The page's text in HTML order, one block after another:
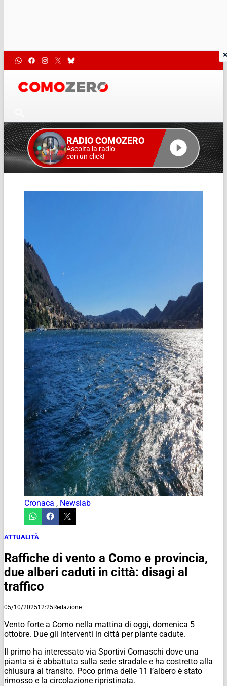
RADIO COMOZERO
Ascolta la radio
con un click!
Cronaca , Newslab
ATTUALITÀ
Raffiche di vento a Como e provincia,
due alberi caduti in città: disagi al
traffico
05/10/202512:25Redazione
Vento forte a Como nella mattina di oggi, domenica 5
ottobre. Due gli interventi in città per piante cadute.
Il primo ha interessato via Sportivi Comaschi dove una
pianta si è abbattuta sulla sede stradale e ha costretto alla
chiusura al transito. Poco prima delle 11 l’albero è stato
rimosso e la circolazione ripristinata.